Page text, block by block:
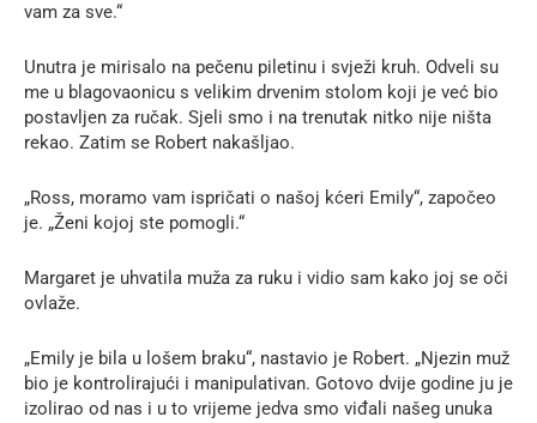
vam za sve.“
Unutra je mirisalo na pečenu piletinu i svježi kruh. Odveli su
me u blagovaonicu s velikim drvenim stolom koji je već bio
postavljen za ručak. Sjeli smo i na trenutak nitko nije ništa
rekao. Zatim se Robert nakašljao.
„Ross, moramo vam ispričati o našoj kćeri Emily“, započeo
je. „Ženi kojoj ste pomogli.“
Margaret je uhvatila muža za ruku i vidio sam kako joj se oči
ovlaže.
„Emily je bila u lošem braku“, nastavio je Robert. „Njezin muž
bio je kontrolirajući i manipulativan. Gotovo dvije godine ju je
izolirao od nas i u to vrijeme jedva smo viđali našeg unuka